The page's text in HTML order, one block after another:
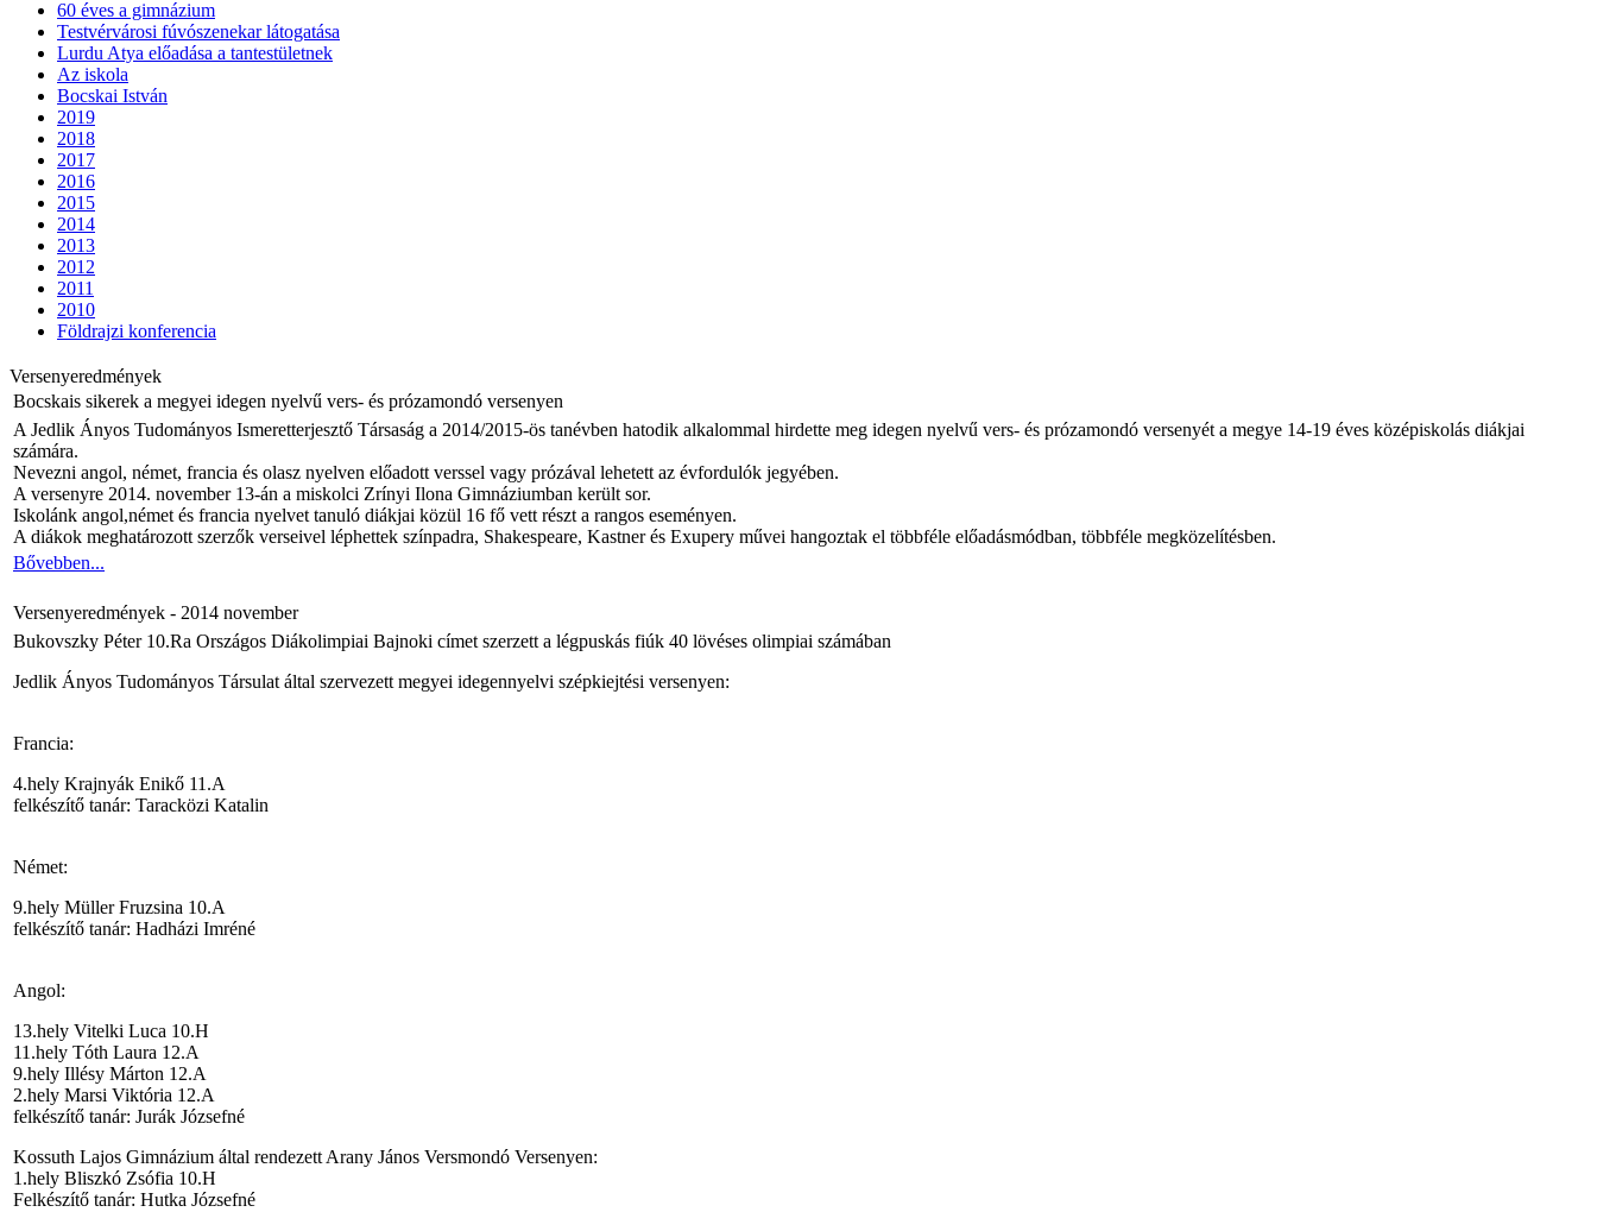
60 éves a gimnázium
Testvérvárosi fúvószenekar látogatása
Lurdu Atya előadása a tantestületnek
Az iskola
Bocskai István
2019
2018
2017
2016
2015
2014
2013
2012
2011
2010
Földrajzi konferencia
Versenyeredmények
Bocskais sikerek a megyei idegen nyelvű vers- és prózamondó versenyen
A Jedlik Ányos Tudományos Ismeretterjesztő Társaság a 2014/2015-ös tanévben hatodik alkalommal hirdette meg idegen nyelvű vers- és prózamondó versenyét a megye 14-19 éves középiskolás diákjai
számára.
Nevezni angol, német, francia és olasz nyelven előadott verssel vagy prózával lehetett az évfordulók jegyében.
A versenyre 2014. november 13-án a miskolci Zrínyi Ilona Gimnáziumban került sor.
Iskolánk angol,német és francia nyelvet tanuló diákjai közül 16 fő vett részt a rangos eseményen.
A diákok meghatározott szerzők verseivel léphettek színpadra, Shakespeare, Kastner és Exupery művei hangoztak el többféle előadásmódban, többféle megközelítésben.
Bővebben...
Versenyeredmények - 2014 november
Bukovszky Péter 10.Ra Országos Diákolimpiai Bajnoki címet szerzett a légpuskás fiúk 40 lövéses olimpiai számában
Jedlik Ányos Tudományos Társulat által szervezett megyei idegennyelvi szépkiejtési versenyen:
Francia:
4.hely Krajnyák Enikő 11.A
felkészítő tanár: Taracközi Katalin
Német:
9.hely Müller Fruzsina 10.A
felkészítő tanár: Hadházi Imréné
Angol:
13.hely Vitelki Luca 10.H
11.hely Tóth Laura 12.A
9.hely Illésy Márton 12.A
2.hely Marsi Viktória 12.A
felkészítő tanár: Jurák Józsefné
Kossuth Lajos Gimnázium által rendezett Arany János Versmondó Versenyen:
1.hely Bliszkó Zsófia 10.H
Felkészítő tanár: Hutka Józsefné